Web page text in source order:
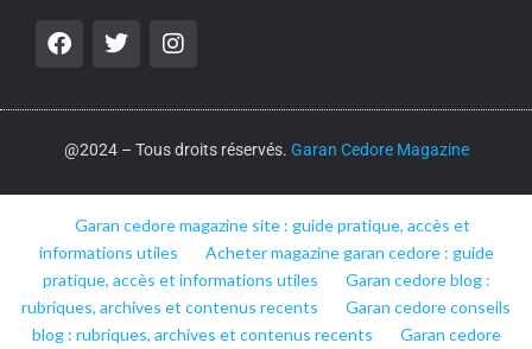
@2024 – Tous droits réservés. Garan Cedore Magazine
Garan cedore magazine site : guide pratique, accès et
informations utiles
Acheter magazine garan cedore : guide
pratique, accès et informations utiles
Garan cedore blog :
rubriques, archives et contenus recents
Garan cedore conseils
blog : rubriques, archives et contenus recents
Garan cedore